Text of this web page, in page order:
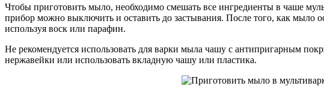
Чтобы приготовить мыло, необходимо смешать все ингредиенты в чаше
прибор можно выключить и оставить до застывания. После того, как мыло
используя воск или парафин.
Не рекомендуется использовать для варки мыла чашу с антипригарным
нержавейки или использовать вкладную чашу или пластика.